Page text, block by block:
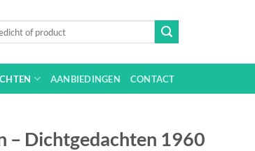
AANBIEDINGEN CONTACT
– Dichtgedachten 1960